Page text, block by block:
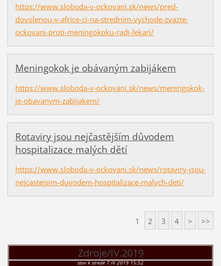
https://www.sloboda-v-ockovani.sk/news/pred-
dovolenou-v-africe-ci-na-strednim-vychode-zvazte-
ockovani-proti-meningokoku-radi-lekari/
Meningokok je obávaným zabijákem
https://www.sloboda-v-ockovani.sk/news/meningokok-
je-obavanym-zabijakem/
Rotaviry jsou nejčastějším důvodem
hospitalizace malých dětí
https://www.sloboda-v-ockovani.sk/news/rotaviry-jsou-
nejcastejsim-duvodem-hospitalizace-malych-deti/
1 2 3 4 > >>
Zdroje/IV.2019
stav k strede 7.IV.2019 15:52